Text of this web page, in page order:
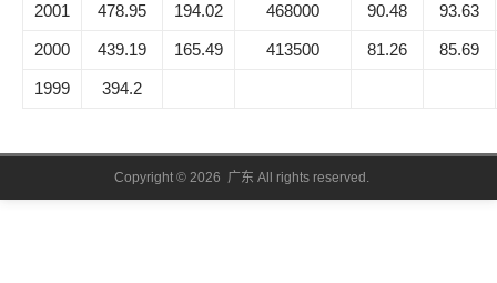
2001 478.95 194.02 468000 90.48 93.63
2000 439.19 165.49 413500 81.26 85.69
1999 394.2
Copyright © 2026 广东 All rights reserved.